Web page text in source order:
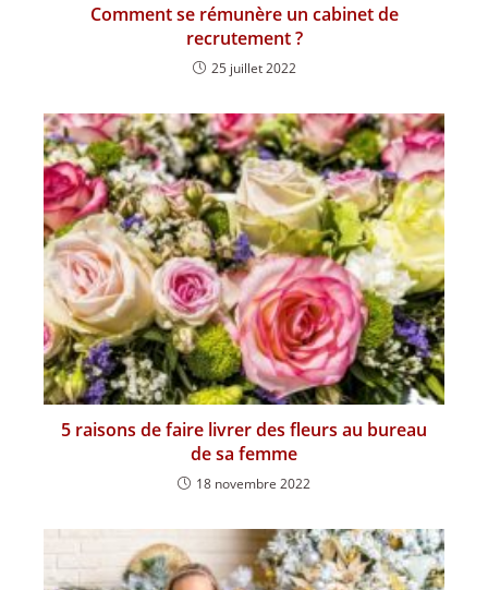
Comment se rémunère un cabinet de
recrutement ?
25 juillet 2022
5 raisons de faire livrer des fleurs au bureau
de sa femme
18 novembre 2022